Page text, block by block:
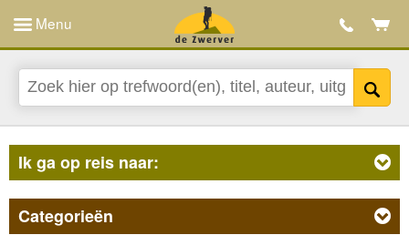
Menu
Ik ga op reis naar:
Categorieën